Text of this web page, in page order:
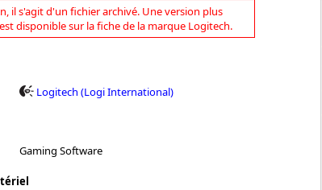
il s'agit d'un fichier archivé. Une version plus
disponible sur la fiche de la marque Logitech.
Logitech (Logi International)
Gaming Software